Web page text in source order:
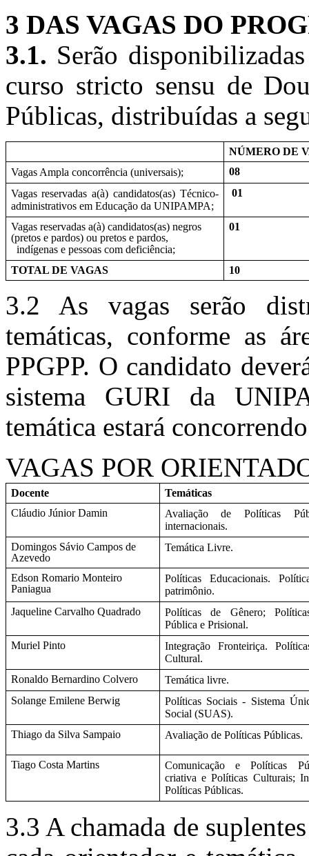
3 DAS VAGAS DO
3.1. Serão
curso stricto sensu de
Públicas, distribuídas a
NÚMERO DE
Vagas Ampla concorrência (universais);
08
Vagas reservadas a(à) candidatos(as) Técnico-
administrativos em Educação da UNIPAMPA;
01
Vagas reservadas a(à) candidatos(as) negros
(pretos e pardos) ou pretos e pardos,
indígenas e pessoas com deficiência;
01
TOTAL DE VAGAS 10
3.2 As vagas serão
temáticas, conforme as
PPGPP. O candidato
sistema GURI da
temática estará
VAGAS POR
Docente
Temáticas
Cláudio Júnior Damin
Avaliação de Políticas
internacionais.
Domingos Sávio Campos de
Azevedo
Temática Livre.
Edson Romario Monteiro
Paniagua
Políticas Educacionais.
patrimônio.
Jaqueline Carvalho Quadrado
Políticas de Gênero;
Pública e Prisional.
Muriel Pinto
Integração Fronteiriça.
Cultural.
Ronaldo Bernardino Colvero
Temática livre.
Solange Emilene Berwig
Políticas Sociais - Sistema
Social (SUAS).
Thiago da Silva Sampaio
Avaliação de Políticas Públicas.
Tiago Costa Martins
Comunicação e Políticas
criativa e Políticas Culturais;
Políticas Públicas.
3.3 A chamada de